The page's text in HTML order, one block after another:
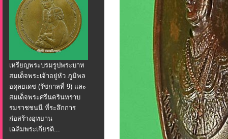
เหรียญพระบรมรูปพระบาท
สมเด็จพระเจ้าอยู่หัว ภูมิพล
อดุลยเดช (รัชกาลที่ 9) และ
สมเด็จพระศรีนครินทราบ
รมราชชนนี ที่ระลึกการ
ก่อสร้างอุทยาน
เฉลิมพระเกียรติ...